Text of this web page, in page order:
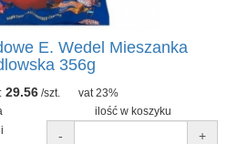
E. Wedel Mieszanka
356g
29.56 /szt.
vat 23%
ilość w koszyku
- +